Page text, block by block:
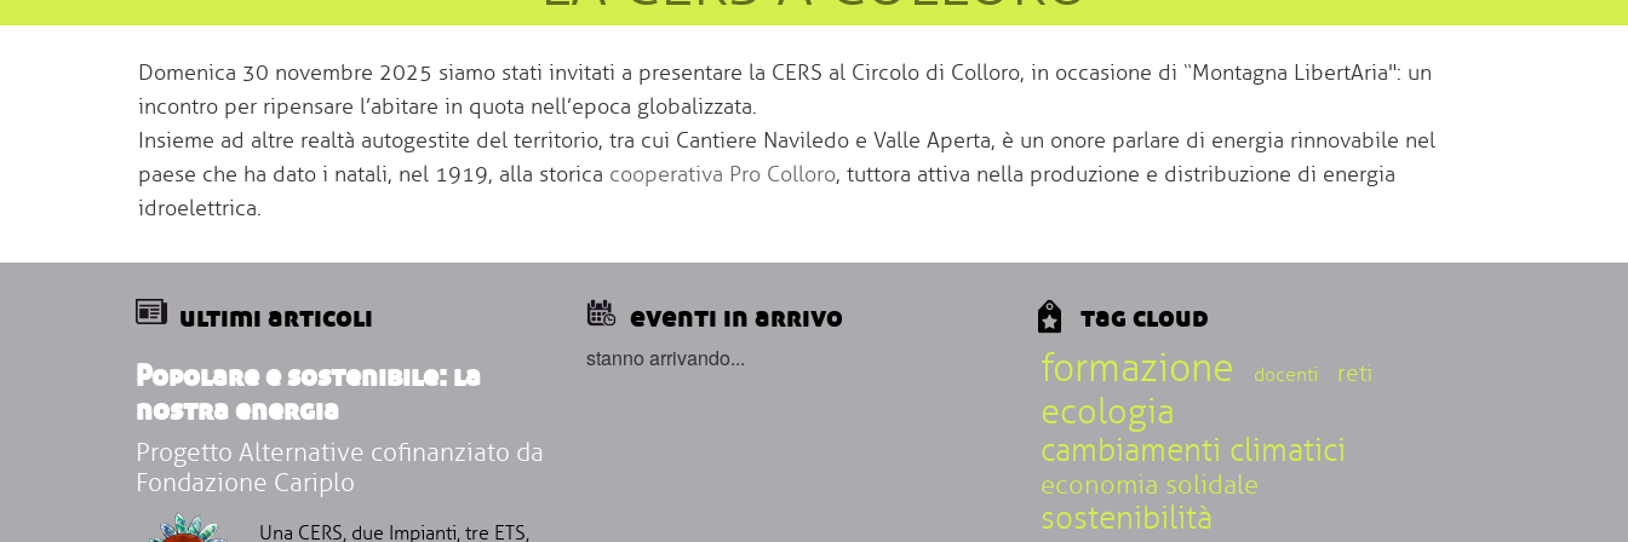
Domenica 30 novembre 2025 siamo stati invitati a presentare la CERS al Circolo di Colloro, in occasione di “Montagna LibertAria": un
incontro per ripensare l’abitare in quota nell’epoca globalizzata.
Insieme ad altre realtà autogestite del territorio, tra cui Cantiere Naviledo e Valle Aperta, è un onore parlare di energia rinnovabile nel
paese che ha dato i natali, nel 1919, alla storica cooperativa Pro Colloro, tuttora attiva nella produzione e distribuzione di energia
idroelettrica.
ultimi articoli
Popolare e sostenibile: la
nostra energia
Progetto Alternative cofinanziato da
Fondazione Cariplo
Una CERS, due Impianti, tre ETS,
eventi in arrivo
stanno arrivando...
tag cloud
formazione docenti reti
ecologia
cambiamenti climatici
economia solidale
sostenibilità